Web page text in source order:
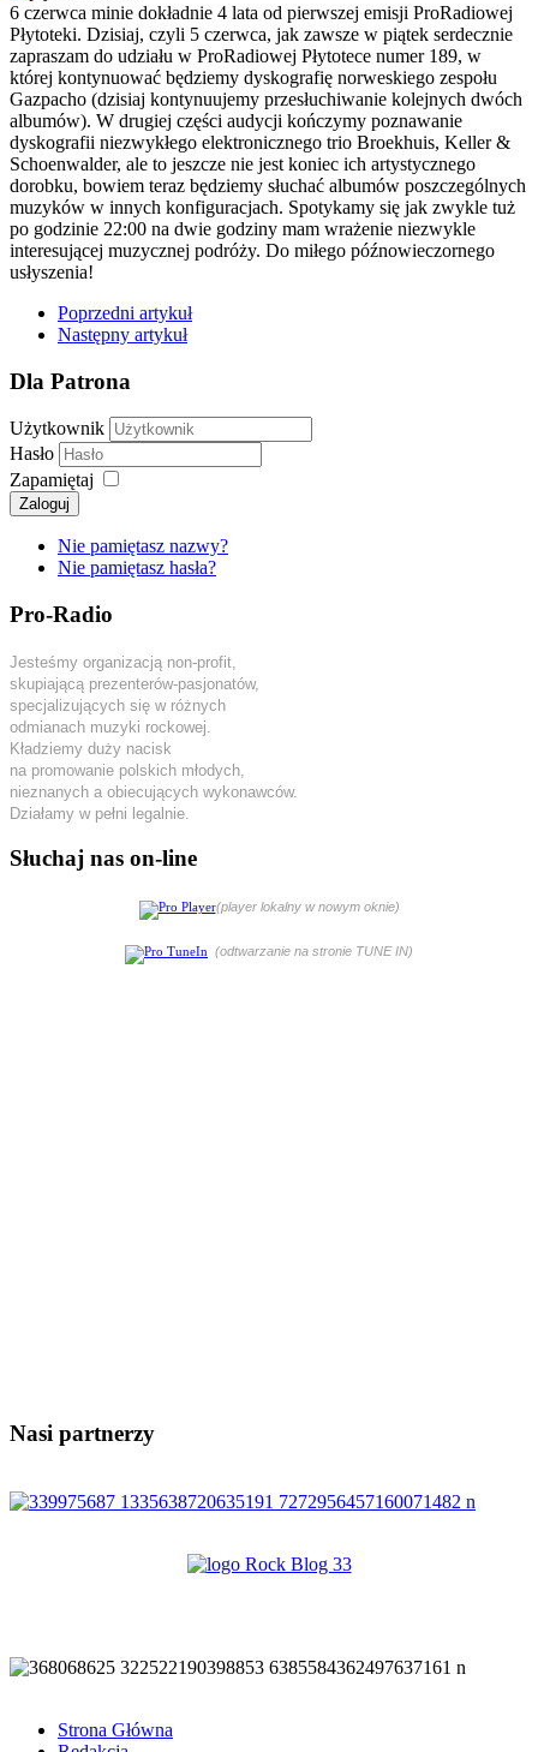
6 czerwca minie dokładnie 4 lata od pierwszej emisji ProRadiowej
Płytoteki. Dzisiaj, czyli 5 czerwca, jak zawsze w piątek serdecznie
zapraszam do udziału w ProRadiowej Płytotece numer 189, w
której kontynuować będziemy dyskografię norweskiego zespołu
Gazpacho (dzisiaj kontynuujemy przesłuchiwanie kolejnych dwóch
albumów). W drugiej części audycji kończymy poznawanie
dyskografii niezwykłego elektronicznego trio Broekhuis, Keller &
Schoenwalder, ale to jeszcze nie jest koniec ich artystycznego
dorobku, bowiem teraz będziemy słuchać albumów poszczególnych
muzyków w innych konfiguracjach. Spotykamy się jak zwykle tuż
po godzinie 22:00 na dwie godziny mam wrażenie niezwykle
interesującej muzycznej podróży. Do miłego późnowieczornego
usłyszenia!
Poprzedni artykuł
Następny artykuł
Dla Patrona
Użytkownik
Hasło
Zapamiętaj
Zaloguj
Nie pamiętasz nazwy?
Nie pamiętasz hasła?
Pro-Radio
Jesteśmy organizacją non-profit,
skupiającą prezenterów-pasjonatów,
specjalizujących się w różnych
odmianach muzyki rockowej.
Kładziemy duży nacisk
na promowanie polskich młodych,
nieznanych a obiecujących wykonawców.
Działamy w pełni legalnie.
Słuchaj nas on-line
(player lokalny w nowym oknie)
(odtwarzanie na stronie TUNE IN)
Nasi partnerzy
Strona Główna